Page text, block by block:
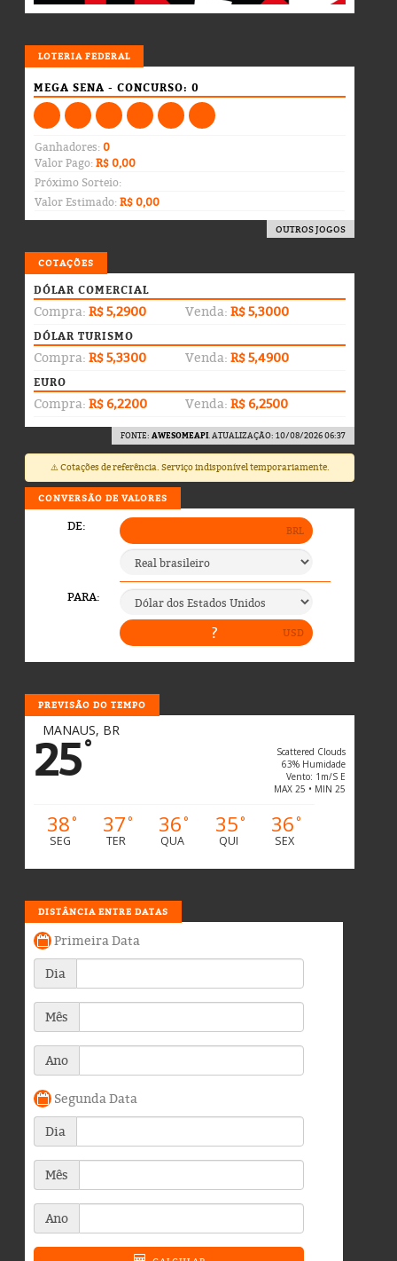
LOTERIA
MEGA SENA - CONCURSO: 0
LOTERIA FEDERAL
Ganhadores:0
Valor Pago:R$ 0,00
Próximo Sorteio:
Valor Estimado:R$ 0,00
OUTROS JOGOS
COTAÇÕES
DÓLAR COMERCIAL
Compra: R$ 5,2900 Venda: R$ 5,3000
DÓLAR TURISMO
Compra: R$ 5,3300 Venda: R$ 5,4900
EURO
Compra: R$ 6,2200 Venda: R$ 6,2500
FONTE: AWESOMEAPI. ATUALIZAÇÃO: 10/08/2026 06:37
⚠️ Cotações de referência. Serviço indisponível temporariamente.
CONVERSÃO DE VALORES
PREVISÃO DO TEMPO
MANAUS, BR
25°
Scattered Clouds
63% Humidade
Vento: 1m/s E
MAX 25 • MIN 25
38°
SEG
37°
TER
36°
QUA
35°
QUI
36°
SEX
DISTÂNCIA ENTRE DATAS